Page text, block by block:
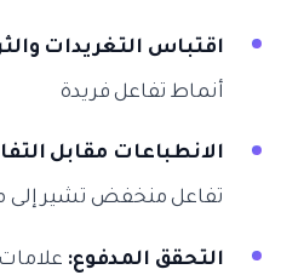
اقتباس التغريدات
أنماط تفاعل فريدة
الانطباعات مقابل
تفاعل منخفض تشير إلى
التحقق المدفوع:علامات